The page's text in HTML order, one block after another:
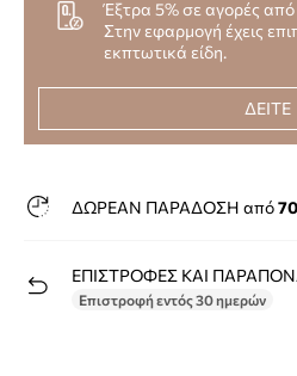
Έξτρα 5% σε αγορές
Στην εφαρμογή έχεις
εκπτωτικά είδη.
ΔΕΙΤΕ
ΔΩΡΕΑΝ ΠΑΡΑΔΟΣΗ από
ΕΠΙΣΤΡΟΦΕΣ ΚΑΙ
Επιστροφή εντός 30 ημερών